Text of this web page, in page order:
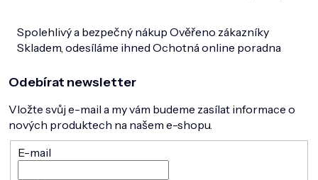
Spolehlivý a bezpečný nákup Ověřeno zákazníky
Skladem, odesíláme ihned Ochotná online poradna
Odebírat newsletter
Vložte svůj e-mail a my vám budeme zasílat informace o
nových produktech na našem e-shopu.
E-mail